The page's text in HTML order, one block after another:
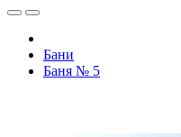
Бани
Баня № 5